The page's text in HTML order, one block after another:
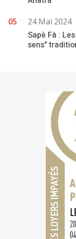
24 Mai 2024
Sapè Fà :
sens"